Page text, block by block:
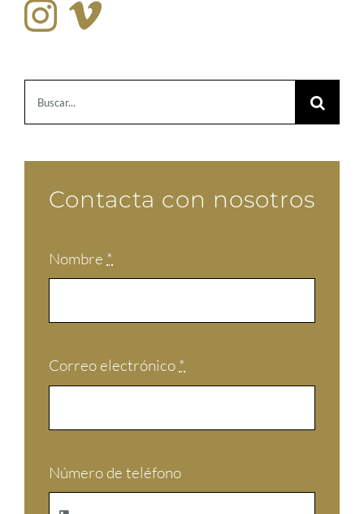
Contacta con nosotros
Nombre *
Correo electrónico *
Número de teléfono